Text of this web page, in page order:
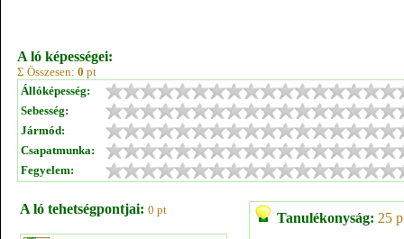
A ló képességei:
Σ Összesen: 0 pt
Állóképesség:
Sebesség:
Jármód:
Csapatmunka:
Fegyelem:
A ló tehetségpontjai: 0 pt
Tanulékonyság: 25